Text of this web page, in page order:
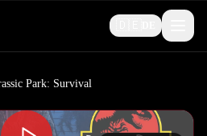
Park: Survival